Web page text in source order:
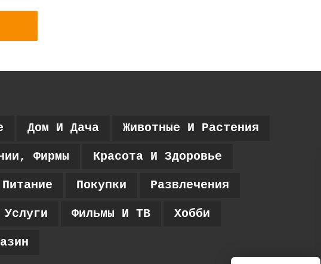
Дом И Дача Животные И Растения
Фирмы Красота И Здоровье
Питание Покупки Развлечения
Услуги Фильмы И ТВ Хобби